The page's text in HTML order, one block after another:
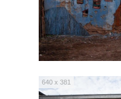
640 x 381